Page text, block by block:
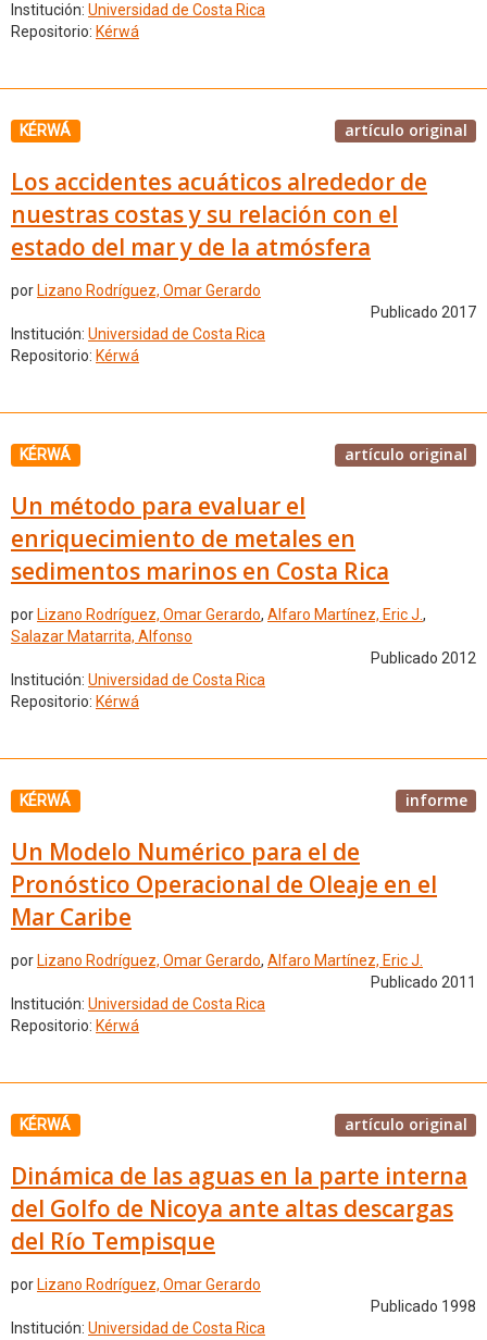
Institución: Universidad de Costa Rica
Repositorio: Kérwá
KÉRWÁ artículo original
Los accidentes acuáticos alrededor de
nuestras costas y su relación con el
estado del mar y de la atmósfera
por Lizano Rodríguez, Omar Gerardo
Publicado 2017
Institución: Universidad de Costa Rica
Repositorio: Kérwá
KÉRWÁ artículo original
Un método para evaluar el
enriquecimiento de metales en
sedimentos marinos en Costa Rica
por Lizano Rodríguez, Omar Gerardo, Alfaro Martínez, Eric J.,
Salazar Matarrita, Alfonso
Publicado 2012
Institución: Universidad de Costa Rica
Repositorio: Kérwá
KÉRWÁ informe
Un Modelo Numérico para el de
Pronóstico Operacional de Oleaje en el
Mar Caribe
por Lizano Rodríguez, Omar Gerardo, Alfaro Martínez, Eric J.
Publicado 2011
Institución: Universidad de Costa Rica
Repositorio: Kérwá
KÉRWÁ artículo original
Dinámica de las aguas en la parte interna
del Golfo de Nicoya ante altas descargas
del Río Tempisque
por Lizano Rodríguez, Omar Gerardo
Publicado 1998
Institución: Universidad de Costa Rica